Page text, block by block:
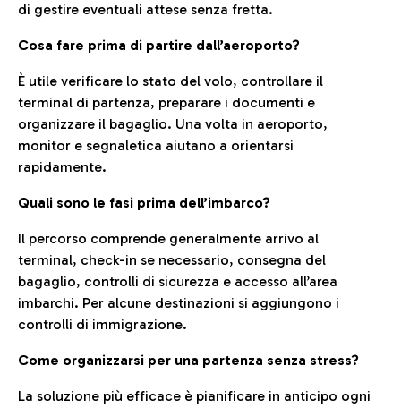
di gestire eventuali attese senza fretta.
Cosa fare prima di partire dall’aeroporto?
È utile verificare lo stato del volo, controllare il
terminal di partenza, preparare i documenti e
organizzare il bagaglio. Una volta in aeroporto,
monitor e segnaletica aiutano a orientarsi
rapidamente.
Quali sono le fasi prima dell’imbarco?
Il percorso comprende generalmente arrivo al
terminal, check-in se necessario, consegna del
bagaglio, controlli di sicurezza e accesso all’area
imbarchi. Per alcune destinazioni si aggiungono i
controlli di immigrazione.
Come organizzarsi per una partenza senza stress?
La soluzione più efficace è pianificare in anticipo ogni